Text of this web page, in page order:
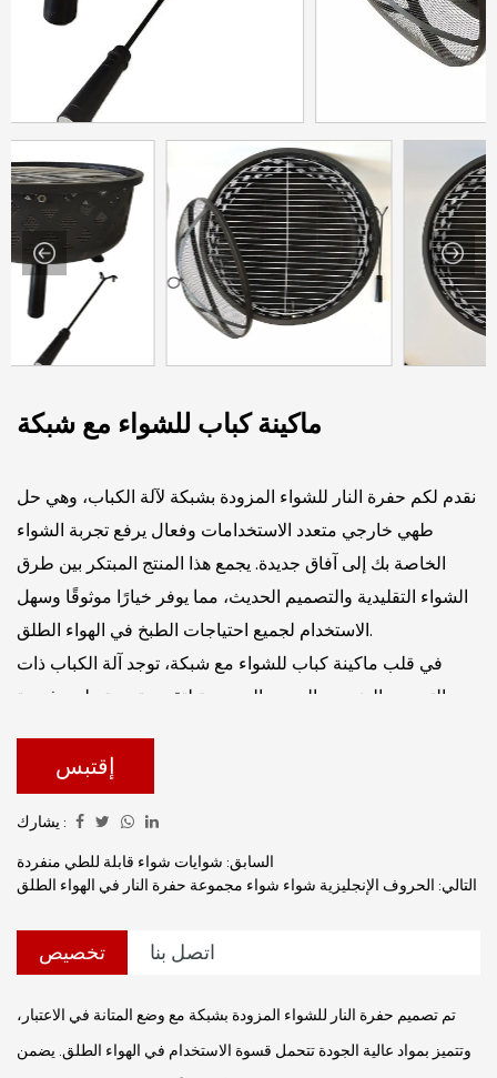
ماكينة كباب للشواء مع شبكة
نقدم لكم حفرة النار للشواء المزودة بشبكة لآلة الكباب، وهي حل
طهي خارجي متعدد الاستخدامات وفعال يرفع تجربة الشواء
الخاصة بك إلى آفاق جديدة. يجمع هذا المنتج المبتكر بين طرق
الشواء التقليدية والتصميم الحديث، مما يوفر خيارًا موثوقًا وسهل
الاستخدام لجميع احتياجات الطبخ في الهواء الطلق.
في قلب ماكينة كباب للشواء مع شبكة، توجد آلة الكباب ذات
التصميم الهندسي الجيد، والمصممة لتقديم تجربة طهي فريدة
بالحصول على كباب مشوي جيدًا في كل مرة. تضيف الشبكة
طبقة إضافية من الوظائف، وتوفر سطح طهي واسعًا لأنواع
مختلفة من الطعام، بدءًا من اللحوم المشوية وحتى الخضار
والمزيد.
إقتبس
يشارك :
السابق: شوايات شواء قابلة للطي منفردة
التالي: الحروف الإنجليزية شواء شواء مجموعة حفرة النار في الهواء الطلق
تخصيص اتصل بنا
تم تصميم حفرة النار للشواء المزودة بشبكة مع وضع المتانة في الاعتبار،
وتتميز بمواد عالية الجودة تتحمل قسوة الاستخدام في الهواء الطلق. يضمن